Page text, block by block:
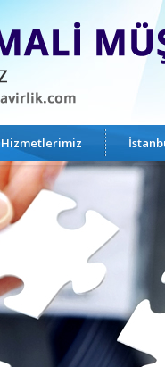
Hizmetlerimiz